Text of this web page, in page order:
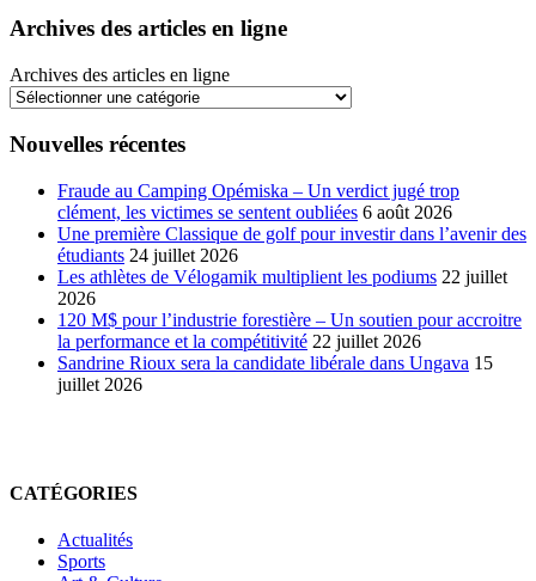
Archives des articles en ligne
Archives des articles en ligne
Nouvelles récentes
Fraude au Camping Opémiska – Un verdict jugé trop
clément, les victimes se sentent oubliées 6 août 2026
Une première Classique de golf pour investir dans l’avenir des
étudiants 24 juillet 2026
Les athlètes de Vélogamik multiplient les podiums 22 juillet
2026
120 M$ pour l’industrie forestière – Un soutien pour accroitre
la performance et la compétitivité 22 juillet 2026
Sandrine Rioux sera la candidate libérale dans Ungava 15
juillet 2026
CATÉGORIES
Actualités
Sports